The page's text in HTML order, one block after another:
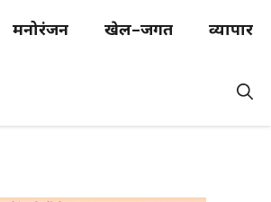
मनोरंजन खेल–जगत व्यापार